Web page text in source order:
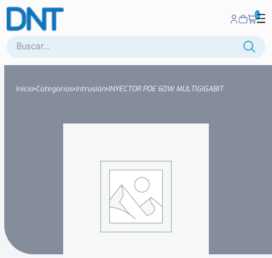
Buscar:
0
Inicio Categorías Intrusión INYECTOR POE 60W MULTIGIGABIT